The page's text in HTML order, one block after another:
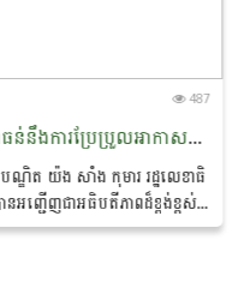
487
«គម្រោងមេគង្គរីកចម្រើន» ពង្រឹងភាពធន់នឹងការប្រែប្រួល​អាកាស​​ធាតុ និងលើកកម្ពស់ជីវភាពសហគមន៍ជនជាតិភាគតិច នៅខេត្តរតនគិរី និងមណ្ឌលគិរី
ឌិត យ៉ង សាំង កុមារ រដ្ឋលេខាធិ
ន​អញ្ជើញជាអធិបតីភាពដ៏ខ្ពង់ខ្ពស់
ងមន្ត្រីកសិកម្មឃុំ...